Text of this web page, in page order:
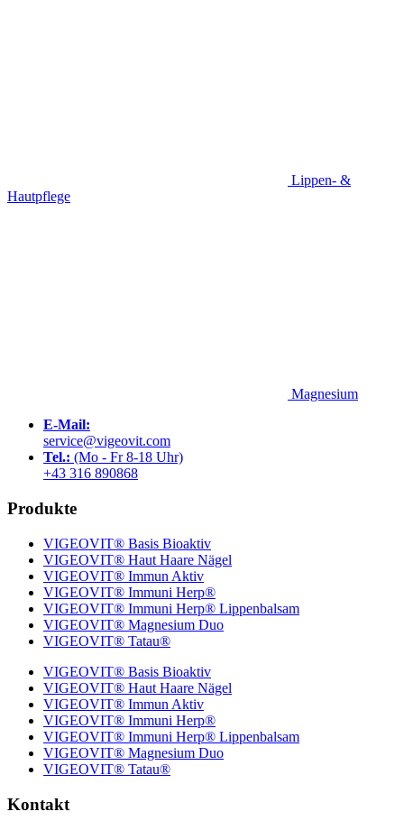
Lippen- &
Hautpflege
Magnesium
E-Mail:
service@vigeovit.com
Tel.: (Mo - Fr 8-18 Uhr)
+43 316 890868
Produkte
VIGEOVIT® Basis Bioaktiv
VIGEOVIT® Haut Haare Nägel
VIGEOVIT® Immun Aktiv
VIGEOVIT® Immuni Herp®
VIGEOVIT® Immuni Herp® Lippenbalsam
VIGEOVIT® Magnesium Duo
VIGEOVIT® Tatau®
VIGEOVIT® Basis Bioaktiv
VIGEOVIT® Haut Haare Nägel
VIGEOVIT® Immun Aktiv
VIGEOVIT® Immuni Herp®
VIGEOVIT® Immuni Herp® Lippenbalsam
VIGEOVIT® Magnesium Duo
VIGEOVIT® Tatau®
Kontakt